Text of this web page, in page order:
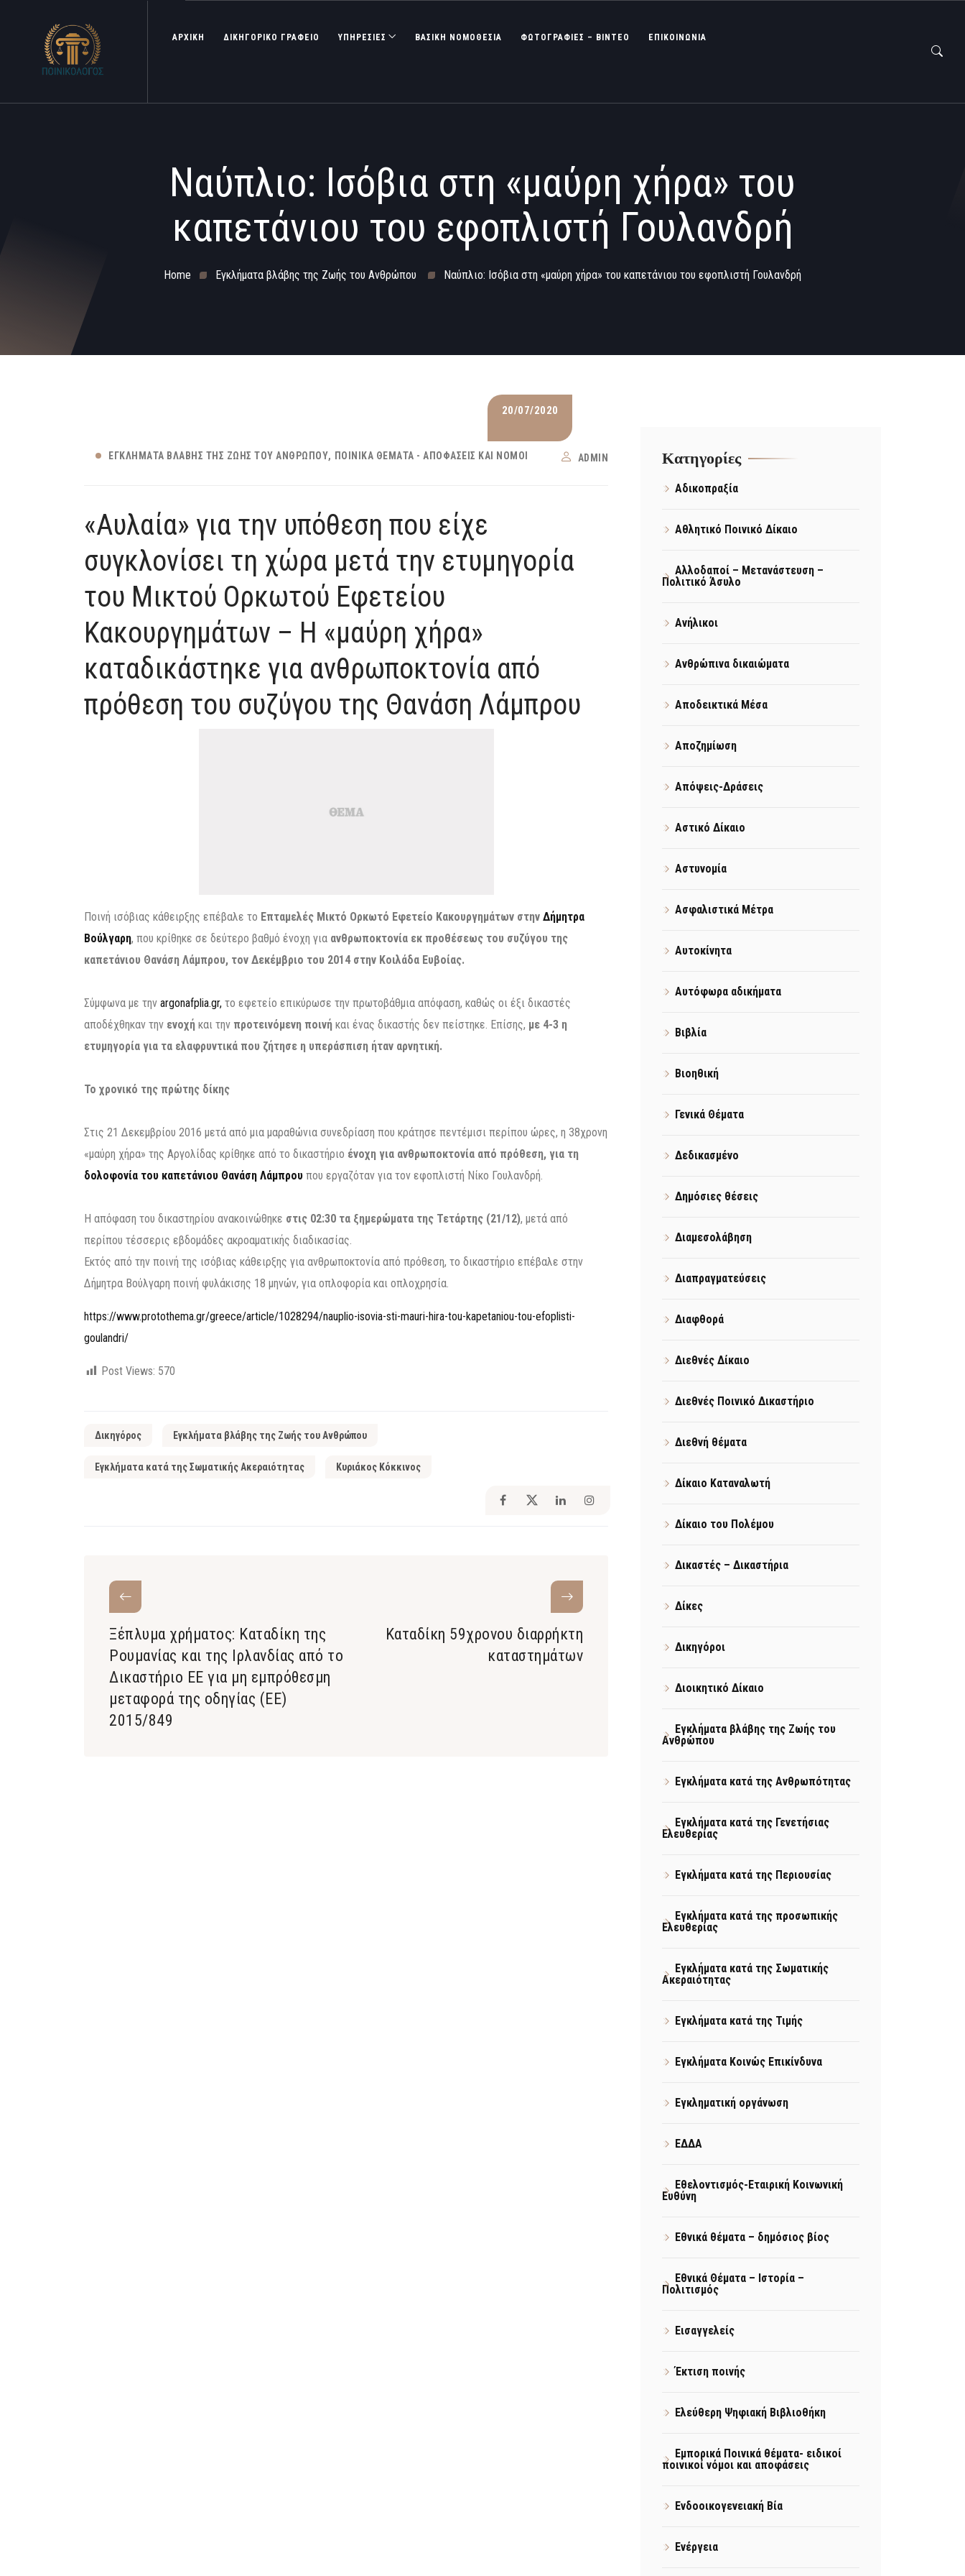
ΑΡΧΙΚΗ ΔΙΚΗΓΟΡΙΚΟ ΓΡΑΦΕΙΟ ΥΠΗΡΕΣΙΕΣ ΒΑΣΙΚΉ ΝΟΜΟΘΕΣΊΑ ΦΩΤΟΓΡΑΦΊΕΣ – ΒΊΝΤΕΟ ΕΠΙΚΟΙΝΩΝΙΑ
Ναύπλιο: Ισόβια στη «μαύρη χήρα» του
καπετάνιου του εφοπλιστή Γουλανδρή
Home Εγκλήματα βλάβης της Ζωής του Ανθρώπου Ναύπλιο: Ισόβια στη «μαύρη χήρα» του καπετάνιου του εφοπλιστή Γουλανδρή
20/07/2020
ΕΓΚΛΉΜΑΤΑ ΒΛΆΒΗΣ ΤΗΣ ΖΩΉΣ ΤΟΥ ΑΝΘΡΏΠΟΥ ΠΟΙΝΙΚΆ ΘΈΜΑΤΑ - ΑΠΟΦΆΣΕΙΣ ΚΑΙ ΝΌΜΟΙ ADMIN
«Αυλαία» για την υπόθεση που είχε
συγκλονίσει τη χώρα μετά την ετυμηγορία
του Μικτού Ορκωτού Εφετείου
Κακουργημάτων – Η «μαύρη χήρα»
καταδικάστηκε για ανθρωποκτονία από
πρόθεση του συζύγου της Θανάση Λάμπρου
Ποινή ισόβιας κάθειρξης επέβαλε το Επταμελές Μικτό Ορκωτό Εφετείο Κακουργημάτων στην Δήμητρα
Βούλγαρη, που κρίθηκε σε δεύτερο βαθμό ένοχη για ανθρωποκτονία εκ προθέσεως του συζύγου της
καπετάνιου Θανάση Λάμπρου, τον Δεκέμβριο του 2014 στην Κοιλάδα Ευβοίας.
Σύμφωνα με την argonafplia.gr, το εφετείο επικύρωσε την πρωτοβάθμια απόφαση, καθώς οι έξι δικαστές
αποδέχθηκαν την ενοχή και την προτεινόμενη ποινή και ένας δικαστής δεν πείστηκε. Επίσης, με 4-3 η
ετυμηγορία για τα ελαφρυντικά που ζήτησε η υπεράσπιση ήταν αρνητική.
Το χρονικό της πρώτης δίκης
Στις 21 Δεκεμβρίου 2016 μετά από μια μαραθώνια συνεδρίαση που κράτησε πεντέμισι περίπου ώρες, η 38χρονη
«μαύρη χήρα» της Αργολίδας κρίθηκε από το δικαστήριο ένοχη για ανθρωποκτονία από πρόθεση, για τη
δολοφονία του καπετάνιου Θανάση Λάμπρου που εργαζόταν για τον εφοπλιστή Νίκο Γουλανδρή.
Η απόφαση του δικαστηρίου ανακοινώθηκε στις 02:30 τα ξημερώματα της Τετάρτης (21/12), μετά από
περίπου τέσσερις εβδομάδες ακροαματικής διαδικασίας.
Εκτός από την ποινή της ισόβιας κάθειρξης για ανθρωποκτονία από πρόθεση, το δικαστήριο επέβαλε στην
Δήμητρα Βούλγαρη ποινή φυλάκισης 18 μηνών, για οπλοφορία και οπλοχρησία.
https://www.protothema.gr/greece/article/1028294/nauplio-isovia-sti-mauri-hira-tou-kapetaniou-tou-efoplisti-
goulandri/
Post Views: 570
Δικηγόρος Εγκλήματα βλάβης της Ζωής του Ανθρώπου
Εγκλήματα κατά της Σωματικής Ακεραιότητας Κυριάκος Κόκκινος
Ξέπλυμα χρήματος: Καταδίκη της
Ρουμανίας και της Ιρλανδίας από το
Δικαστήριο ΕΕ για μη εμπρόθεσμη
μεταφορά της οδηγίας (ΕΕ)
2015/849
Καταδίκη 59χρονου διαρρήκτη
καταστημάτων
Kατηγορίες
Αδικοπραξία
Αθλητικό Ποινικό Δίκαιο
Αλλοδαποί – Μετανάστευση –
Πολιτικό Άσυλο
Ανήλικοι
Ανθρώπινα δικαιώματα
Αποδεικτικά Μέσα
Αποζημίωση
Απόψεις-Δράσεις
Αστικό Δίκαιο
Αστυνομία
Ασφαλιστικά Μέτρα
Αυτοκίνητα
Αυτόφωρα αδικήματα
Βιβλία
Βιοηθική
Γενικά Θέματα
Δεδικασμένο
Δημόσιες θέσεις
Διαμεσολάβηση
Διαπραγματεύσεις
Διαφθορά
Διεθνές Δίκαιο
Διεθνές Ποινικό Δικαστήριο
Διεθνή θέματα
Δίκαιο Καταναλωτή
Δίκαιο του Πολέμου
Δικαστές – Δικαστήρια
Δίκες
Δικηγόροι
Διοικητικό Δίκαιο
Εγκλήματα βλάβης της Ζωής του
Ανθρώπου
Εγκλήματα κατά της Ανθρωπότητας
Εγκλήματα κατά της Γενετήσιας
Ελευθερίας
Εγκλήματα κατά της Περιουσίας
Εγκλήματα κατά της προσωπικής
Ελευθερίας
Εγκλήματα κατά της Σωματικής
Ακεραιότητας
Εγκλήματα κατά της Τιμής
Εγκλήματα Κοινώς Επικίνδυνα
Εγκληματική οργάνωση
ΕΔΔΑ
Εθελοντισμός-Εταιρική Κοινωνική
Ευθύνη
Εθνικά θέματα – δημόσιος βίος
Εθνικά Θέματα – Ιστορία –
Πολιτισμός
Εισαγγελείς
Έκτιση ποινής
Ελεύθερη Ψηφιακή Βιβλιοθήκη
Εμπορικά Ποινικά θέματα- ειδικοί
ποινικοί νόμοι και αποφάσεις
Ενδοοικογενειακή Βία
Ενέργεια